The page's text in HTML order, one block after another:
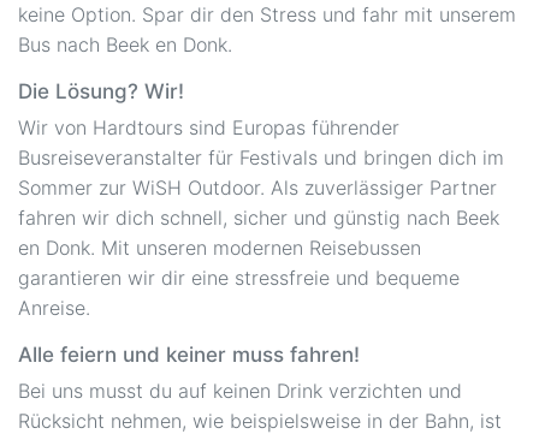
keine Option. Spar dir den Stress und fahr mit unserem
Bus nach Beek en Donk.
Die Lösung? Wir!
Wir von Hardtours sind Europas führender
Busreiseveranstalter für Festivals und bringen dich im
Sommer zur WiSH Outdoor. Als zuverlässiger Partner
fahren wir dich schnell, sicher und günstig nach Beek
en Donk. Mit unseren modernen Reisebussen
garantieren wir dir eine stressfreie und bequeme
Anreise.
Alle feiern und keiner muss fahren!
Bei uns musst du auf keinen Drink verzichten und
Rücksicht nehmen, wie beispielsweise in der Bahn, ist